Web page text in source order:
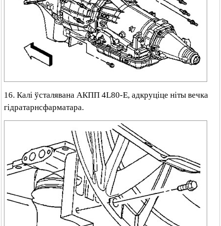
16. Калі ўсталявана АКПП 4L80-E, адкруціце ніты вечка
гідратарнсфарматара.